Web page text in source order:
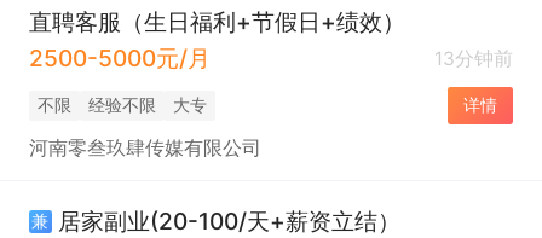
直聘客服（生日福利+节假日+绩效）
2500-5000元/月
13分钟前
不限 经验不限 大专 详情
河南零叁玖肆传媒有限公司
兼 居家副业(20-100/天+薪资立结）